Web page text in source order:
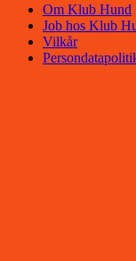
Om Klub Hund
Job hos Klub
Vilkår